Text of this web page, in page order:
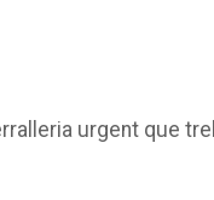
urgent que